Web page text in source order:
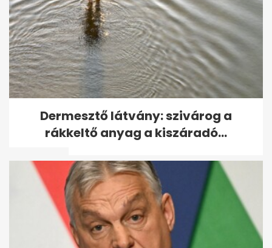
11 év után először mutatkozott
nyilvánosan Michael
Schumacher
Dermesztő látvány: szivárog a
rákkeltő anyag a kiszáradó...